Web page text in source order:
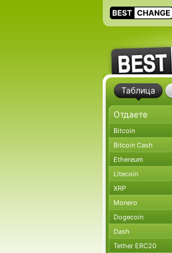
Таблица
Bitcoin
Bitcoin Cash
Ethereum
Litecoin
XRP
Monero
Dogecoin
Dash
Tether ERC20